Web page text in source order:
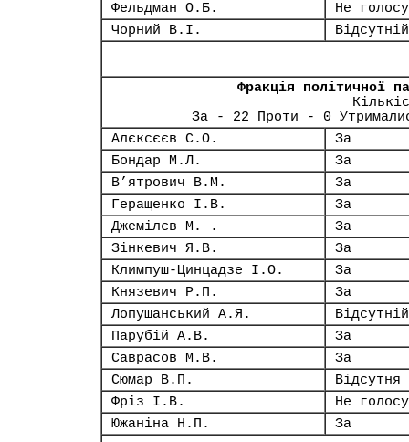
Фельдман О.Б.
Не
Чорний В.І.
Відсутній
Фракція політичної
За - 22 Проти - 0
Алєксєєв С.О.
За
Бондар М.Л.
За
В’ятрович В.М.
За
Геращенко І.В.
За
Джемілєв М. .
За
Зінкевич Я.В.
За
Климпуш-Цинцадзе І.О.
За
Князевич Р.П.
За
Лопушанський А.Я.
Відсутній
Парубій А.В.
За
Саврасов М.В.
За
Сюмар В.П.
Відсутня
Фріз І.В.
Не
Южаніна Н.П.
За